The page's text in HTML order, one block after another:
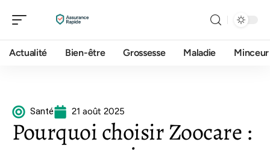
Actualité Bien-être Grossesse Maladie Minceur
Santé 21 août 2025
Pourquoi choisir Zoocare :